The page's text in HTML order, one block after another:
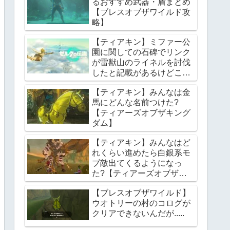
るおすすめ武器・盾まとめ
【ブレスオブザワイルド攻
略】
【ティアキン】ミファー公
園に関しての石碑でリンク
が雷獣山のライネルを討伐
したと記載があるけどこれ
っていつの話?【ティアー
ズオブザキングダム】
【ティアキン】みんなは金
馬にどんな名前つけた?
【ティアーズオブザキング
ダム】
【ティアキン】みんなはど
れくらい進めたら白銀系モ
ブ敵出てくるようになっ
た?【ティアーズオブザキ
ングダム】
【ブレスオブザワイルド】
ウオトリーの村のコログが
クリアできないんだが.....